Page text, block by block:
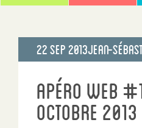
Publié
22 Sep 2013Jean-
Apéro Web
octobre 2013